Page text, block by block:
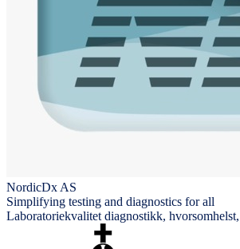
NordicDx AS
Simplifying testing and diagnostics for all
Laboratoriekvalitet diagnostikk,